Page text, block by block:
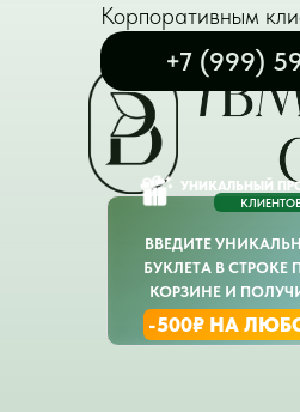
Корпоративным
+7 (999)
УНИКАЛЬНЫЙ
ВВЕДИТЕ
БУКЛЕТА В
КОРЗИНЕ И
-500₽ НА